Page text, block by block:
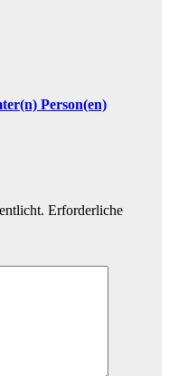
Person(en)
Erforderliche